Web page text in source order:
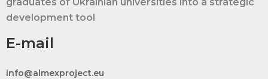
development tool
E-mail
info@almexproject.eu